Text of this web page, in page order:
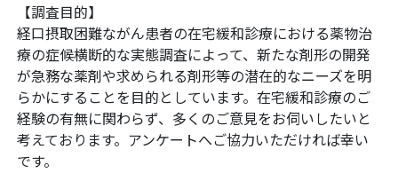
【調査目的】
経口摂取困難ながん患者の在宅緩和診療における薬物治
療の症候横断的な実態調査によって、新たな剤形の開発
が急務な薬剤や求められる剤形等の潜在的なニーズを明
らかにすることを目的としています。在宅緩和診療のご
経験の有無に関わらず、多くのご意見をお伺いしたいと
考えております。アンケートへご協力いただければ幸い
です。